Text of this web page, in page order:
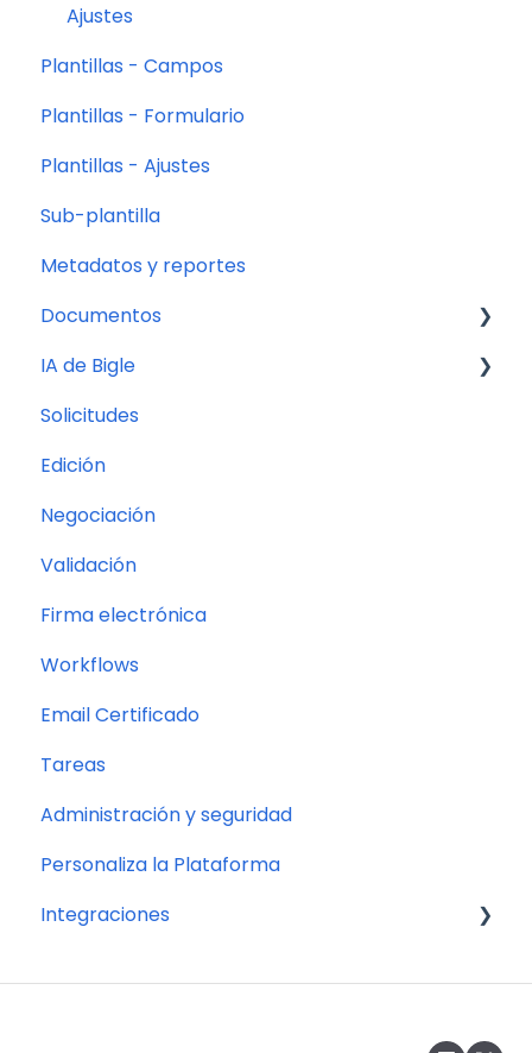
Ajustes
Plantillas - Campos
Plantillas - Formulario
Plantillas - Ajustes
Sub-plantilla
Metadatos y reportes
Documentos
Gestión y organización de documentos
Acciones en masa
Opciones del documento
Procesos
IA de Bigle
Asistente de documentos
IA discriminativa
LIBRA: Chat General de IA en la plataforma
Solicitudes
Edición
Negociación
Validación
Firma electrónica
Workflows
Email Certificado
Tareas
Administración y seguridad
Personaliza la Plataforma
Integraciones